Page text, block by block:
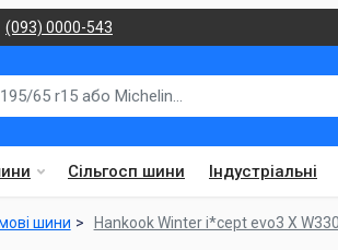
(093) 0000-543
Сільгосп шини Індустріальні
шини Hankook Winter i*cept evo3 X